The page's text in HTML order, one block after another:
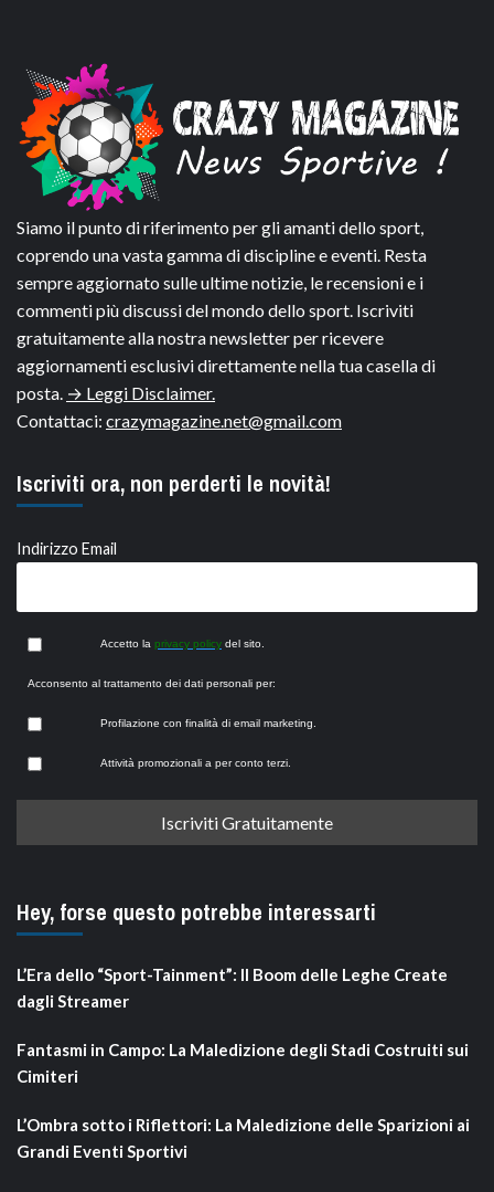
Siamo il punto di riferimento per gli amanti dello sport,
coprendo una vasta gamma di discipline e eventi. Resta
sempre aggiornato sulle ultime notizie, le recensioni e i
commenti più discussi del mondo dello sport. Iscriviti
gratuitamente alla nostra newsletter per ricevere
aggiornamenti esclusivi direttamente nella tua casella di
posta. → Leggi Disclaimer.
Contattaci: crazymagazine.net@gmail.com
Iscriviti ora, non perderti le novità!
Indirizzo Email
Accetto la privacy policy del sito.
Acconsento al trattamento dei dati personali per:
Profilazione con finalità di email marketing.
Attività promozionali a per conto terzi.
Hey, forse questo potrebbe interessarti
L’Era dello “Sport-Tainment”: Il Boom delle Leghe Create
dagli Streamer
Fantasmi in Campo: La Maledizione degli Stadi Costruiti sui
Cimiteri
L’Ombra sotto i Riflettori: La Maledizione delle Sparizioni ai
Grandi Eventi Sportivi